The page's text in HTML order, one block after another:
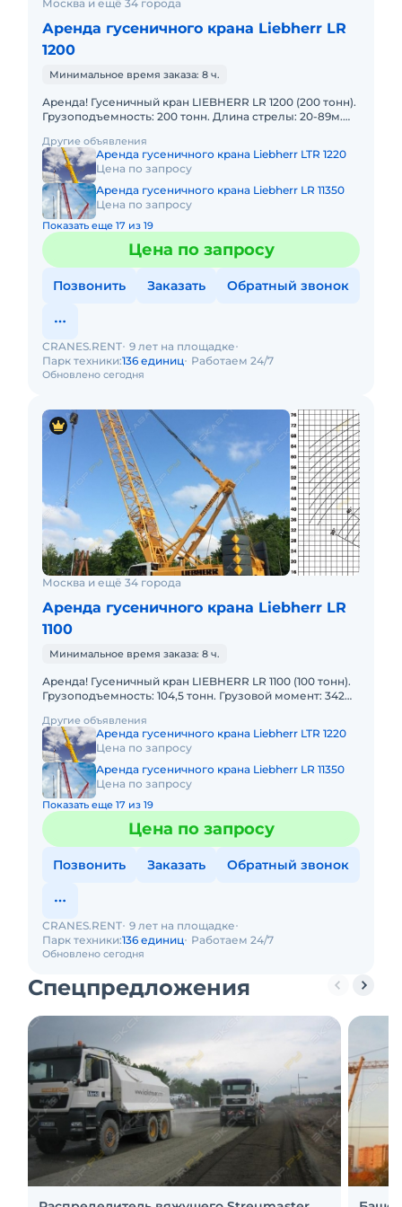
Москва и ещё 34 города
Аренда гусеничного крана Liebherr LR
1200
Минимальное время заказа: 8 ч.
Аренда! Гусеничный кран LIEBHERR LR 1200 (200 тонн).
Грузоподъемность: 200 тонн. Длина стрелы: 20-89м.
Другие объявления
Аренда гусеничного крана Liebherr LTR 1220
Цена по запросу
Аренда гусеничного крана Liebherr LR 11350
Цена по запросу
Показать еще 17 из 19
Цена по запросу
Позвонить Заказать Обратный звонок
Обновлено сегодня
CRANES.RENT 9 лет на площадке
Парк техники:136 единиц Работаем 24/7
Москва и ещё 34 города
Аренда гусеничного крана Liebherr LR
1100
Минимальное время заказа: 8 ч.
Аренда! Гусеничный кран LIEBHERR LR 1100 (100 тонн).
Грузоподъемность: 104,5 тонн. Грузовой момент: 342
Другие объявления
Аренда гусеничного крана Liebherr LTR 1220
Цена по запросу
Аренда гусеничного крана Liebherr LR 11350
Цена по запросу
Показать еще 17 из 19
Цена по запросу
Позвонить Заказать Обратный звонок
Обновлено сегодня
CRANES.RENT 9 лет на площадке
Парк техники:136 единиц Работаем 24/7
Спецпредложения